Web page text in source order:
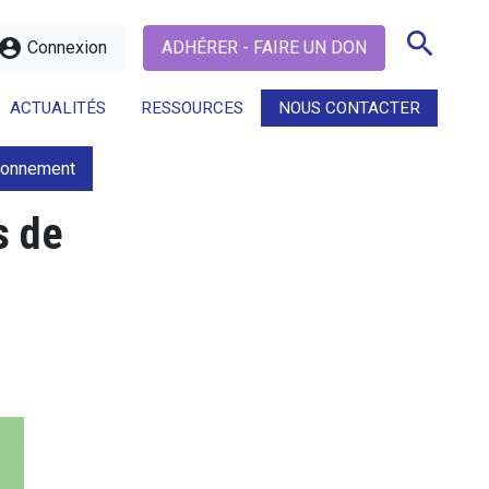
Connexion ADHÉRER - FAIRE UN DON search
ACTUALITÉS RESSOURCES NOUS CONTACTER
de